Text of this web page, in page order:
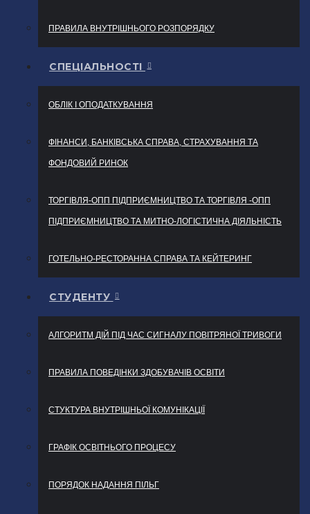
ПРАВИЛА ВНУТРІШНЬОГО РОЗПОРЯДКУ
СПЕЦІАЛЬНОСТІ
ОБЛІК І ОПОДАТКУВАННЯ
ФІНАНСИ, БАНКІВСЬКА СПРАВА, СТРАХУВАННЯ ТА
ФОНДОВИЙ РИНОК
ТОРГІВЛЯ-ОПП ПІДПРИЄМНИЦТВО ТА ТОРГІВЛЯ -ОПП
ПІДПРИЄМНИЦТВО ТА МИТНО-ЛОГІСТИЧНА ДІЯЛЬНІСТЬ
ГОТЕЛЬНО-РЕСТОРАННА СПРАВА ТА КЕЙТЕРИНГ
СТУДЕНТУ
АЛГОРИТМ ДІЙ ПІД ЧАС СИГНАЛУ ПОВІТРЯНОЇ ТРИВОГИ
ПРАВИЛА ПОВЕДІНКИ ЗДОБУВАЧІВ ОСВІТИ
СТУКТУРА ВНУТРІШНЬОЇ КОМУНІКАЦІЇ
ГРАФІК ОСВІТНЬОГО ПРОЦЕСУ
ПОРЯДОК НАДАННЯ ПІЛЬГ